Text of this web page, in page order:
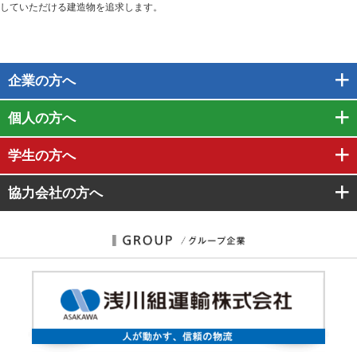
していただける建造物を追求します。
企業の方へ
個人の方へ
学生の方へ
協力会社の方へ